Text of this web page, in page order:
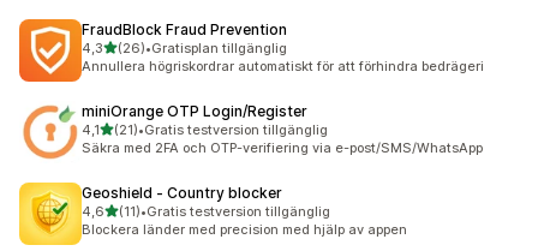
FraudBlock Fraud Prevention
4,3av 5 stjärnor
(26)
26 recensioner totalt
•Gratisplan tillgänglig
Annullera högriskordrar automatiskt för att förhindra bedrägeri
miniOrange OTP Login/Register
4,1av 5 stjärnor
(21)
21 recensioner totalt
•Gratis testversion tillgänglig
Säkra med 2FA och OTP-verifiering via e-post/SMS/WhatsApp
Geoshield ‑ Country blocker
4,6av 5 stjärnor
(11)
11 recensioner totalt
•Gratis testversion tillgänglig
Blockera länder med precision med hjälp av appen